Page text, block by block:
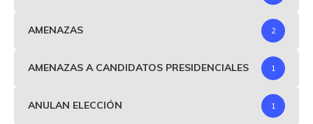
AMENAZAS 2
AMENAZAS A CANDIDATOS PRESIDENCIALES 1
ANULAN ELECCIÓN 1